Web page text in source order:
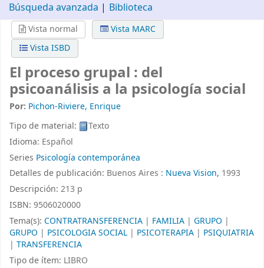
Búsqueda avanzada Biblioteca
Vista normal
Vista MARC
Vista ISBD
El proceso grupal : del
psicoanálisis a la psicología social
Por: Pichon-Riviere, Enrique
Tipo de material:
Texto
Idioma: Español
Series Psicología contemporánea
Detalles de publicación: Buenos Aires : Nueva Vision, 1993
Descripción: 213 p
ISBN: 9506020000
Tema(s): CONTRATRANSFERENCIA | FAMILIA | GRUPO |
GRUPO | PSICOLOGIA SOCIAL | PSICOTERAPIA | PSIQUIATRIA
| TRANSFERENCIA
Tipo de ítem: LIBRO